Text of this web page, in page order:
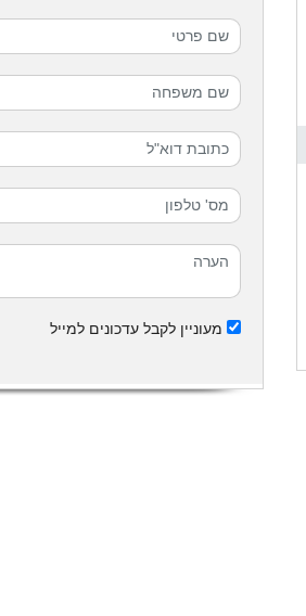
מעוניין לקבל עדכונים למייל